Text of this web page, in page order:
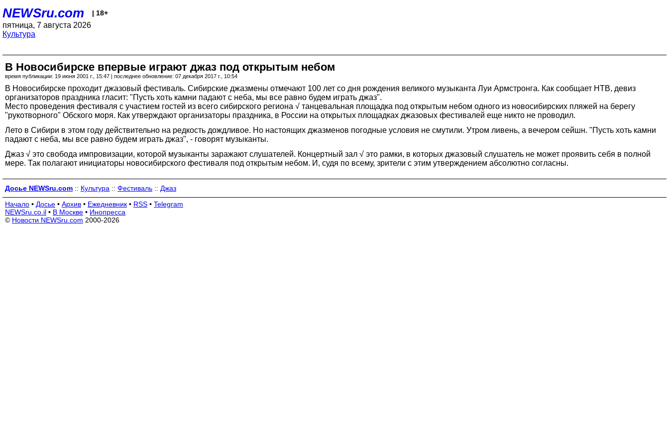
NEWSru.com | 18+
пятница, 7 августа 2026
Культура
В Новосибирске впервые играют джаз под открытым небом
время публикации: 19 июня 2001 г., 15:47 | последнее обновление: 07 декабря 2017 г., 10:54
В Новосибирске проходит джазовый фестиваль. Сибирские джазмены отмечают 100 лет со дня рождения великого музыканта Луи Армстронга. Как сообщает НТВ, девиз
организаторов праздника гласит: "Пусть хоть камни падают с неба, мы все равно будем играть джаз".
Место проведения фестиваля с участием гостей из всего сибирского региона √ танцевальная площадка под открытым небом одного из новосибирских пляжей на берегу
"рукотворного" Обского моря. Как утверждают организаторы праздника, в России на открытых площадках джазовых фестивалей еще никто не проводил.
Лето в Сибири в этом году действительно на редкость дождливое. Но настоящих джазменов погодные условия не смутили. Утром ливень, а вечером сейшн. "Пусть хоть камни
падают с неба, мы все равно будем играть джаз", - говорят музыканты.
Джаз √ это свобода импровизации, которой музыканты заражают слушателей. Концертный зал √ это рамки, в которых джазовый слушатель не может проявить себя в полной
мере. Так полагают инициаторы новосибирского фестиваля под открытым небом. И, судя по всему, зрители с этим утверждением абсолютно согласны.
Досье NEWSru.com :: Культура :: Фестиваль :: Джаз
Начало • Досье • Архив • Ежедневник • RSS • Telegram
NEWSru.co.il • В Москве • Инопресса
© Новости NEWSru.com 2000-2026